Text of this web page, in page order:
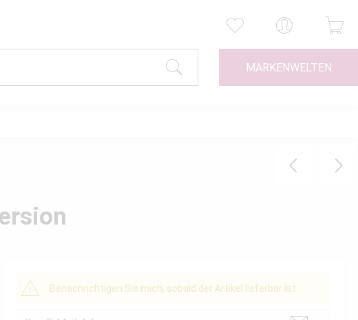
MARKENWELTEN
Benachrichtigen Sie mich, sobald der Artikel lieferbar ist.